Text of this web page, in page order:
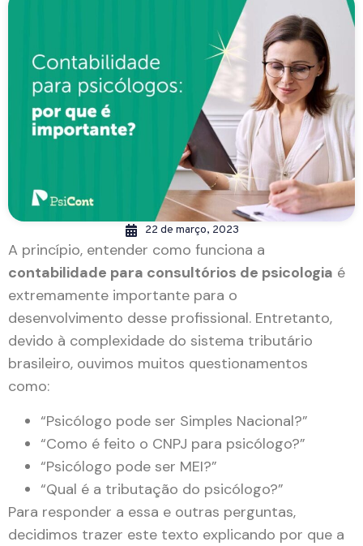
22 de março, 2023
A princípio, entender como funciona a
contabilidade para consultórios de psicologia é
extremamente importante para o
desenvolvimento desse profissional. Entretanto,
devido à complexidade do sistema tributário
brasileiro, ouvimos muitos questionamentos
como:
“Psicólogo pode ser Simples Nacional?”
“Como é feito o CNPJ para psicólogo?”
“Psicólogo pode ser MEI?”
“Qual é a tributação do psicólogo?”
Para responder a essa e outras perguntas,
decidimos trazer este texto explicando por que a